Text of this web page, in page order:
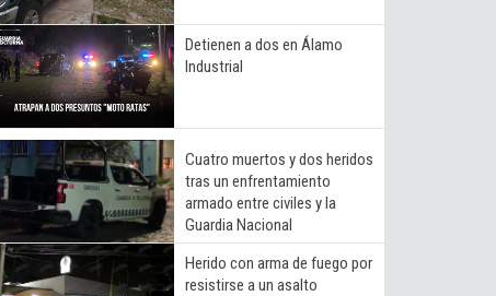
Detienen a dos en Álamo
Industrial
Cuatro muertos y dos heridos
tras un enfrentamiento
armado entre civiles y la
Guardia Nacional
Herido con arma de fuego por
resistirse a un asalto